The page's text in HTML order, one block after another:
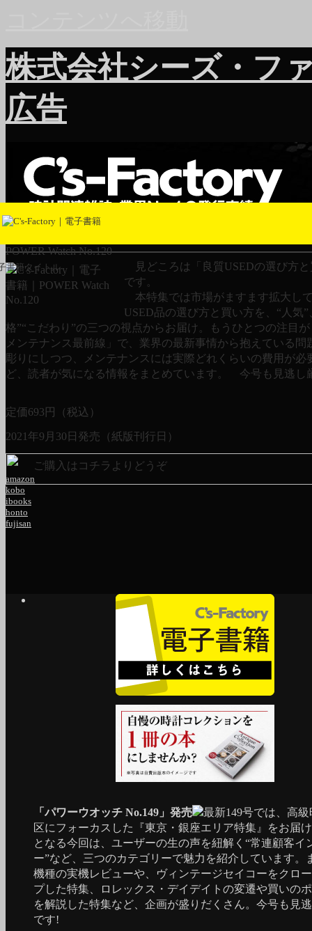
株式会社シーズ・フ
広告
書籍タイトル
POWER Watch No.120
見どころは「良質USEDの選び方
です。
本特集では市場がますます拡大し
USED品の選び方と買い方を、“人気”
格”“こだわり”の三つの視点からお届け。もうひとつの注目
メンテナンス最前線」で、業界の最新事情から抱えている問
彫りにしつつ、メンテナンスには実際どれくらいの費用が必
ど、読者が気になる情報をまとめています。 今号も見逃し
定価693円（税込）
2021年9月30日発売（紙版刊行日）
ご購入はコチラよりどうぞ
amazon
kobo
ibooks
honto
fujisan
「パワーウオッチ No.149」発売
最新149号では、高
区にフォーカスした『東京・銀座エリア特集』をお届
となる今回は、ユーザーの生の声を紐解く“常連顧客イ
ー”など、三つのカテゴリーで魅力を紹介しています。
機種の実機レビューや、ヴィンテージセイコーをクロ
プした特集、ロレックス・デイデイトの変遷や買いの
を解説した特集など、企画が盛りだくさん。今号も見
です!